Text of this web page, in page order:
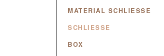
MATERIAL SCHLIESSE
SCHLIESSE
BOX